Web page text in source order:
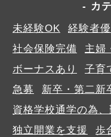
カ
未経験OK
経験者
社会保険完備
主婦
ボーナスあり
子育
急募
新卒・第二新
資格学校通学の為
独立開業を支援
歩